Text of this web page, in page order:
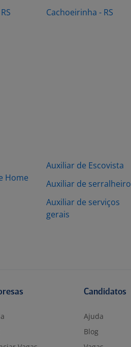
Cachoeirinha - RS
Home
Auxiliar de Escovista
Auxiliar de serralheiro
Auxiliar de serviços
gerais
Candidatos
Ajuda
Blog